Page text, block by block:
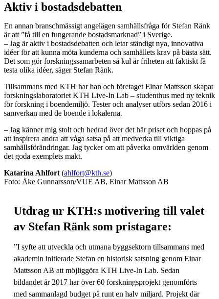
Aktiv i bostadsdebatten
En annan branschmässigt angelägen samhällsfråga för Stefan Ränk
är att ”få till en fungerande bostadsmarknad” i Sverige.
– Jag är aktiv i bostadsdebatten och letar ständigt nya, innovativa
idéer för att kunna möta kunderna och samhällets krav på bästa sätt.
Det som gör forskningssamarbeten så kul är friheten att faktiskt få
testa olika idéer, säger Stefan Ränk.
Tillsammans med KTH har han och företaget Einar Mattsson skapat
forskningslaboratoriet KTH Live-In Lab – studenthus med ny teknik
för forskning i boendemiljö. Tester och analyser utförs sedan 2016 i
samverkan med de boende i lokalerna.
– Jag känner mig stolt och hedrad över det här priset och hoppas på
att inspirera andra att våga satsa på att medverka till viktiga
samhällsförändringar. Jag tycker om att påverka omvärlden genom
det goda exemplets makt.
Katarina Ahlfort (ahlfort@kth.se)
Foto: Åke Gunnarsson/VUE AB, Einar Mattsson AB
Utdrag ur KTH:s motivering till valet
av Stefan Ränk som pristagare:
”I syfte att utveckla och utmana byggsektorn tillsammans med
akademin initierade Stefan en historisk satsning genom Einar
Mattsson AB att möjliggöra KTH Live-In Lab. Sedan
bildandet år 2017 har över 60 forskningsprojekt genomförts
med sammanlagd budget på runt en halv miljard. Projekt där